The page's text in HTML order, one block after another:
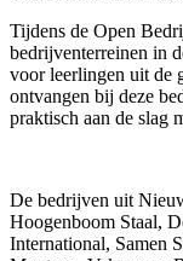
Tijdens de Open
bedrijventerreinen in
voor leerlingen uit de
ontvangen bij deze
praktisch aan de slag
De bedrijven uit
Hoogenboom Staal,
International, Samen